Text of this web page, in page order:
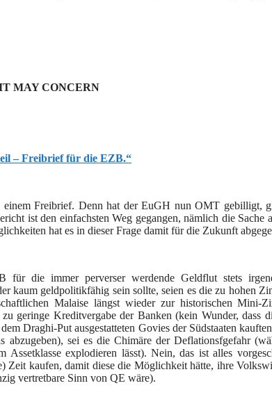
MAY CONCERN
– Freibrief für die EZB.“
Freibrief. Denn hat der EuGH nun OMT gebilligt,
ist den einfachsten Weg gegangen, nämlich die Sache
hat es in dieser Frage damit für die Zukunft
für die immer perverser werdende Geldflut stets
kaum geldpolitikfähig sein sollte, seien es die zu hohen
Malaise längst wieder zur historischen Mini-
geringe Kreditvergabe der Banken (kein Wunder, dass
Draghi-Put ausgestatteten Govies der Südstaaten
abzugeben), sei es die Chimäre der Deflationsfgefahr
Assetklasse explodieren lässt). Nein, das ist alles
Zeit kaufen, damit diese die Möglichkeit hätte, ihre
vertretbare Sinn von QE wäre).